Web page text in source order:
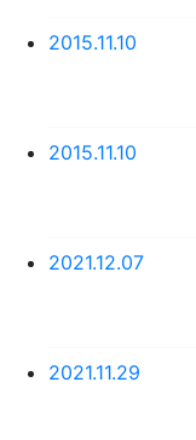
2015.11.10
2015.11.10
2021.12.07
2021.11.29